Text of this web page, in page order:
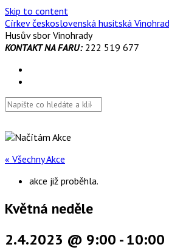
Skip to content
Církev československá husitská
Husův sbor Vinohrady
KONTAKT NA FARU:222 519 677
« Všechny Akce
akce již proběhla.
Květná neděle
2.4.2023 @ 9:00 -10:00